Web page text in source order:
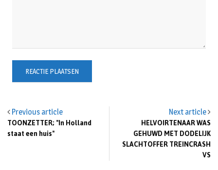
Previous article
TOONZETTER; "In Holland
staat een huis"
Next article
HELVOIRTENAAR WAS
GEHUWD MET DODELIJK
SLACHTOFFER TREINCRASH
VS